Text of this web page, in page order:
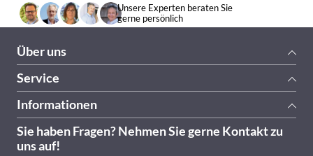
Unsere Experten beraten Sie
gerne persönlich
Sie haben Fragen? Nehmen Sie gerne Kontakt zu
uns auf!
Über uns
Service
Informationen